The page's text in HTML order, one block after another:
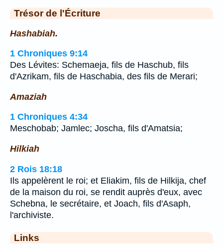
Trésor de l'Écriture
Hashabiah.
1 Chroniques 9:14
Des Lévites: Schemaeja, fils de Haschub, fils
d'Azrikam, fils de Haschabia, des fils de Merari;
Amaziah
1 Chroniques 4:34
Meschobab; Jamlec; Joscha, fils d'Amatsia;
Hilkiah
2 Rois 18:18
Ils appelèrent le roi; et Eliakim, fils de Hilkija, chef
de la maison du roi, se rendit auprès d'eux, avec
Schebna, le secrétaire, et Joach, fils d'Asaph,
l'archiviste.
Links